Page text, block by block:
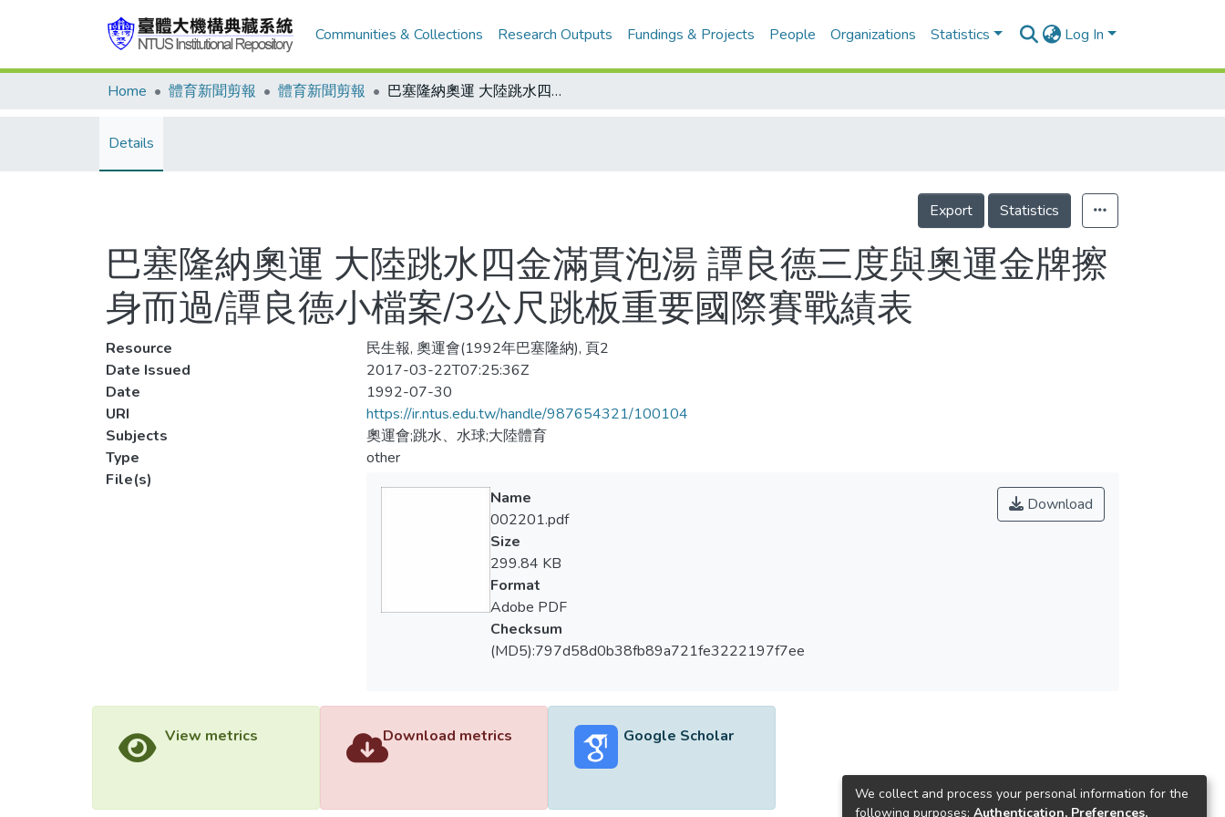
Communities & Collections Research Outputs Fundings & Projects People Organizations Statistics Log In
Home 體育新聞剪報 體育新聞剪報 巴塞隆納奧運 大陸跳水四金滿貫泡湯 譚良德三度與奧運金牌擦身而過/譚良德小檔案/3公尺跳板重要國際賽戰績表
Details
Export Statistics
巴塞隆納奧運 大陸跳水四金滿貫泡湯 譚良德三度與奧運金牌擦
身而過/譚良德小檔案/3公尺跳板重要國際賽戰績表
Resource
民生報, 奧運會(1992年巴塞隆納), 頁2
Date Issued
2017-03-22T07:25:36Z
Date
1992-07-30
URI
https://ir.ntus.edu.tw/handle/987654321/100104
Subjects
奧運會;跳水、水球;大陸體育
Type
other
File(s)
Download
Name
002201.pdf
Size
299.84 KB
Format
Adobe PDF
Checksum
(MD5):797d58d0b38fb89a721fe3222197f7ee
View metrics Download metrics Google Scholar
We collect and process your personal information for the
following purposes: Authentication, Preferences,